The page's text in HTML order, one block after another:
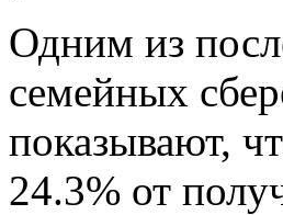
Одним из
семейных
показывают,
24.3% от